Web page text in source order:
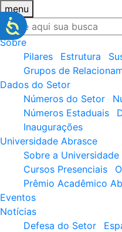
menu
Sobre
Pilares
Estrutura
Grupos de
Dados do Setor
Números do Setor
Números Estaduais
Inaugurações
Universidade Abrasce
Sobre a Universidade
Cursos Presenciais
Prêmio Acadêmico
Eventos
Notícias
Defesa do Setor